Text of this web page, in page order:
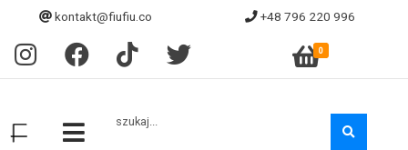
kontakt@fiufiu.co +48 796 220 996
0
szukaj...